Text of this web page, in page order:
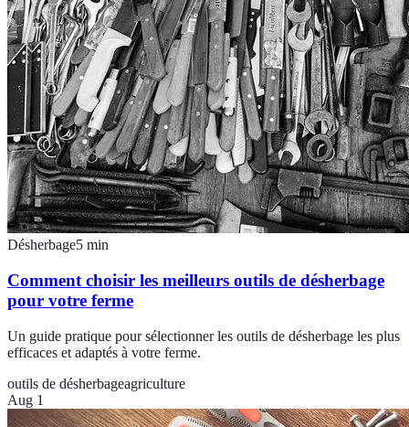
Désherbage5 min
Comment choisir les meilleurs outils de désherbage
pour votre ferme
Un guide pratique pour sélectionner les outils de désherbage les plus
efficaces et adaptés à votre ferme.
outils de désherbageagriculture
Aug 1